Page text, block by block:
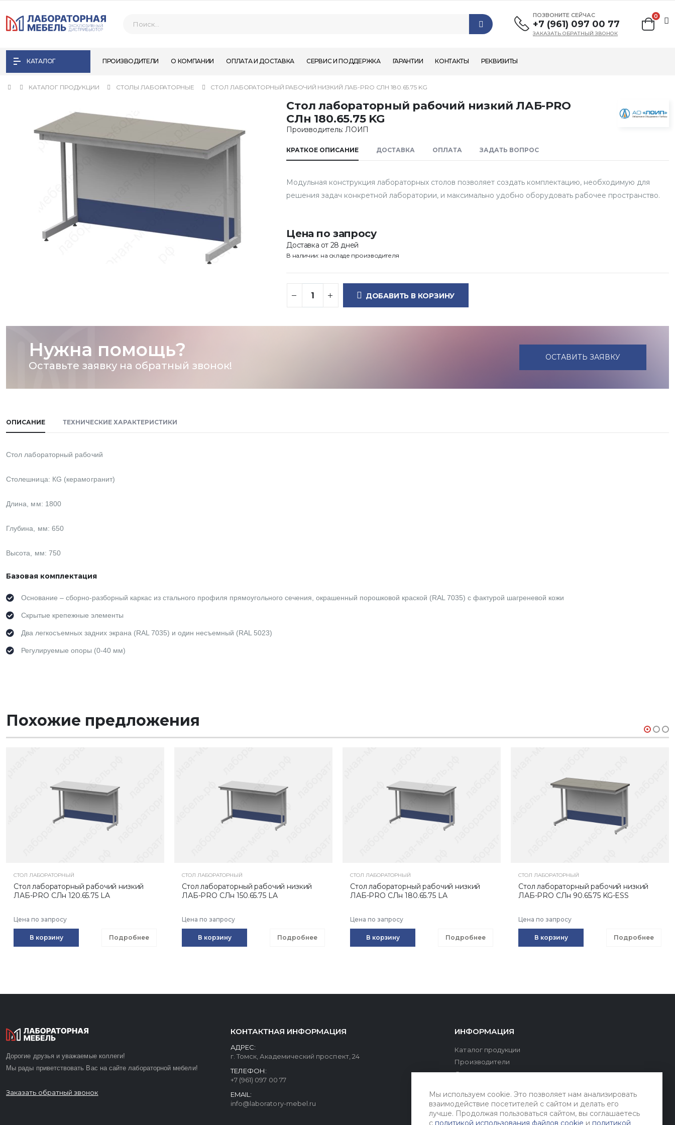
ПОЗВОНИТЕ СЕЙЧАС
+7 (961) 097 00 77
ЗАКАЗАТЬ ОБРАТНЫЙ ЗВОНОК
0
КАТАЛОГ ПРОИЗВОДИТЕЛИ О КОМПАНИИ ОПЛАТА И ДОСТАВКА СЕРВИС И ПОДДЕРЖКА ГАРАНТИИ КОНТАКТЫ РЕКВИЗИТЫ
КАТАЛОГ ПРОДУКЦИИ СТОЛЫ ЛАБОРАТОРНЫЕ СТОЛ ЛАБОРАТОРНЫЙ РАБОЧИЙ НИЗКИЙ ЛАБ-PRO СЛН 180.65.75 KG
Стол лабораторный рабочий низкий ЛАБ-PRO
СЛн 180.65.75 KG
Производитель: ЛОИП
КРАТКОЕ ОПИСАНИЕ ДОСТАВКА ОПЛАТА ЗАДАТЬ ВОПРОС
Модульная конструкция лабораторных столов позволяет создать комплектацию, необходимую для
решения задач конкретной лаборатории, и максимально удобно оборудовать рабочее пространство.
Цена по запросу
Доставка от 28 дней
В наличии: на складе производителя
ДОБАВИТЬ В КОРЗИНУ
Нужна помощь?
Оставьте заявку на обратный звонок!
ОСТАВИТЬ ЗАЯВКУ
ОПИСАНИЕ ТЕХНИЧЕСКИЕ ХАРАКТЕРИСТИКИ
Стол лабораторный рабочий
Столешница: КG (керамогранит)
Длина, мм: 1800
Глубина, мм: 650
Высота, мм: 750
Базовая комплектация
Основание – сборно-разборный каркас из стального профиля прямоугольного сечения, окрашенный порошковой краской (RAL 7035) с фактурой шагреневой кожи
Скрытые крепежные элементы
Два легкосъемных задних экрана (RAL 7035) и один несъемный (RAL 5023)
Регулируемые опоры (0-40 мм)
Похожие предложения
СТОЛ ЛАБОРАТОРНЫЙ
Стол лабораторный рабочий низкий
ЛАБ-PRO CЛн 120.65.75 LA
Цена по запросу
В корзину Подробнее
СТОЛ ЛАБОРАТОРНЫЙ
Стол лабораторный рабочий низкий
ЛАБ-PRO CЛн 150.65.75 LA
Цена по запросу
В корзину Подробнее
СТОЛ ЛАБОРАТОРНЫЙ
Стол лабораторный рабочий низкий
ЛАБ-PRO CЛн 180.65.75 LA
Цена по запросу
В корзину Подробнее
СТОЛ ЛАБОРАТОРНЫЙ
Стол лабораторный рабочий низкий
ЛАБ-PRO CЛн 90.65.75 KG-ESS
Цена по запросу
В корзину Подробнее
Дорогие друзья и уважаемые коллеги!
Мы рады приветствовать Вас на сайте лабораторной мебели!
Заказать обратный звонок
КОНТАКТНАЯ ИНФОРМАЦИЯ
АДРЕС:
г. Томск, Академический проспект, 24
ТЕЛЕФОН:
+7 (961) 097 00 77
EMAIL:
info@laboratory-mebel.ru
ИНФОРМАЦИЯ
Каталог продукции
Производители
О компании
Сервис и поддержка
Гарантии
Контакты
Мы используем cookie. Это позволяет нам анализировать
взаимодействие посетителей с сайтом и делать его
лучше. Продолжая пользоваться сайтом, вы соглашаетесь
с политикой использования файлов cookie и политикой